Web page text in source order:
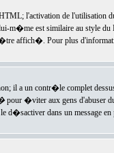
l'activation de l'utilisation
m�me est similaire au style
affich�. Pour plus
il a un contr�le complet
pour �viter aux gens d'abuser
dans un message en